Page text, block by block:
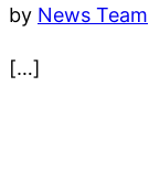
by News Team
[…]